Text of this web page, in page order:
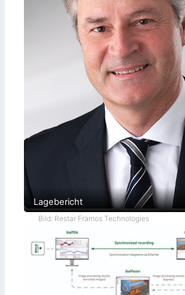
Lagebericht
Bild: Restar Framos Technologies